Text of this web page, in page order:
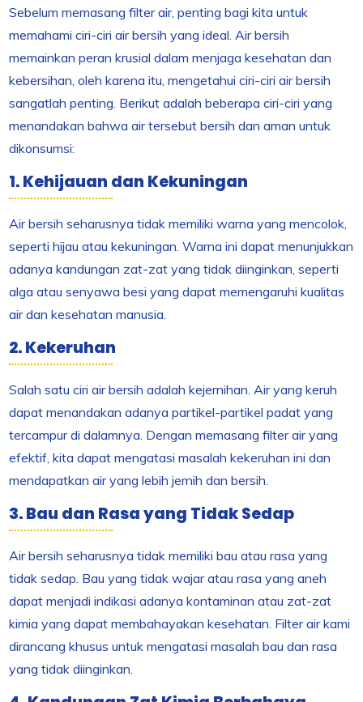
Sebelum memasang filter air, penting bagi kita untuk
memahami ciri-ciri air bersih yang ideal. Air bersih
memainkan peran krusial dalam menjaga kesehatan dan
kebersihan, oleh karena itu, mengetahui ciri-ciri air bersih
sangatlah penting. Berikut adalah beberapa ciri-ciri yang
menandakan bahwa air tersebut bersih dan aman untuk
dikonsumsi:
1. Kehijauan dan Kekuningan
Air bersih seharusnya tidak memiliki warna yang mencolok,
seperti hijau atau kekuningan. Warna ini dapat menunjukkan
adanya kandungan zat-zat yang tidak diinginkan, seperti
alga atau senyawa besi yang dapat memengaruhi kualitas
air dan kesehatan manusia.
2. Kekeruhan
Salah satu ciri air bersih adalah kejernihan. Air yang keruh
dapat menandakan adanya partikel-partikel padat yang
tercampur di dalamnya. Dengan memasang filter air yang
efektif, kita dapat mengatasi masalah kekeruhan ini dan
mendapatkan air yang lebih jernih dan bersih.
3. Bau dan Rasa yang Tidak Sedap
Air bersih seharusnya tidak memiliki bau atau rasa yang
tidak sedap. Bau yang tidak wajar atau rasa yang aneh
dapat menjadi indikasi adanya kontaminan atau zat-zat
kimia yang dapat membahayakan kesehatan. Filter air kami
dirancang khusus untuk mengatasi masalah bau dan rasa
yang tidak diinginkan.